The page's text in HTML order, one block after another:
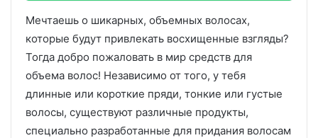
Мечтаешь о шикарных, объемных волосах,
которые будут привлекать восхищенные взгляды?
Тогда добро пожаловать в мир средств для
объема волос! Независимо от того, у тебя
длинные или короткие пряди, тонкие или густые
волосы, существуют различные продукты,
специально разработанные для придания волосам